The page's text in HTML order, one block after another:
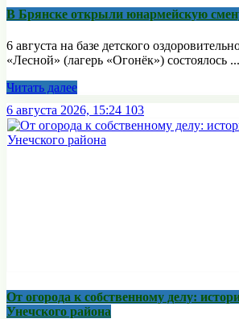
В Брянске открыли юнармейскую
6 августа на базе детского
«Лесной» (лагерь «Огонёк») состоялось ...
Читать далее
6 августа 2026, 15:24 103
От огорода к собственному делу:
Унечского района